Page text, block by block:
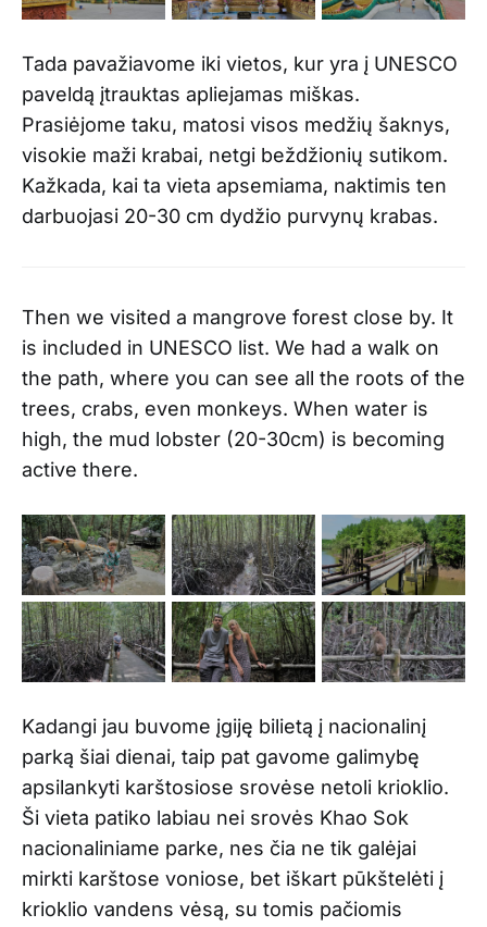
Tada pavažiavome iki vietos, kur yra į UNESCO
paveldą įtrauktas apliejamas miškas.
Prasiėjome taku, matosi visos medžių šaknys,
visokie maži krabai, netgi beždžionių sutikom.
Kažkada, kai ta vieta apsemiama, naktimis ten
darbuojasi 20-30 cm dydžio purvynų krabas.
Then we visited a mangrove forest close by. It
is included in UNESCO list. We had a walk on
the path, where you can see all the roots of the
trees, crabs, even monkeys. When water is
high, the mud lobster (20-30cm) is becoming
active there.
Kadangi jau buvome įgiję bilietą į nacionalinį
parką šiai dienai, taip pat gavome galimybę
apsilankyti karštosiose srovėse netoli krioklio.
Ši vieta patiko labiau nei srovės Khao Sok
nacionaliniame parke, nes čia ne tik galėjai
mirkti karštose voniose, bet iškart pūkštelėti į
krioklio vandens vėsą, su tomis pačiomis